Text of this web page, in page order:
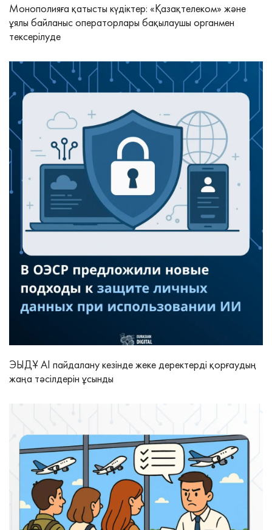
Монополияға қатысты күдіктер: «Қазақтелеком» және
ұялы байланыс операторлары бақылаушы органмен
тексерілуде
ЭЫДҰ AI пайдалану кезінде жеке деректерді қорғаудың
жаңа тәсілдерін ұсынды